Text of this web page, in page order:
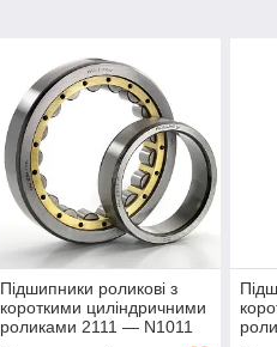
Підшипники роликові з
короткими циліндричними
роликами 2111 — N1011